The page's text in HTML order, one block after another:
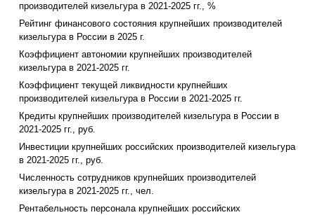
производителей кизельгура в 2021-2025 гг., %
Рейтинг финансового состояния крупнейших производителей
кизельгура в России в 2025 г.
Коэффициент автономии крупнейших производителей
кизельгура в 2021-2025 гг.
Коэффициент текущей ликвидности крупнейших
производителей кизельгура в России в 2021-2025 гг.
Кредиты крупнейших производителей кизельгура в России в
2021-2025 гг., руб.
Инвестиции крупнейших российских производителей кизельгура
в 2021-2025 гг., руб.
Численность сотрудников крупнейших производителей
кизельгура в 2021-2025 гг., чел.
Рентабельность персонала крупнейших российских